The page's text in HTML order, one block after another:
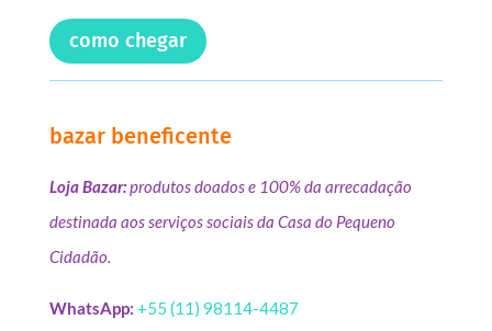
como chegar
bazar beneficente
Loja Bazar:produtos doados e 100% da arrecadação
destinada aos serviços sociais da Casa do Pequeno
Cidadão.
WhatsApp: +55 (11) 98114-4487